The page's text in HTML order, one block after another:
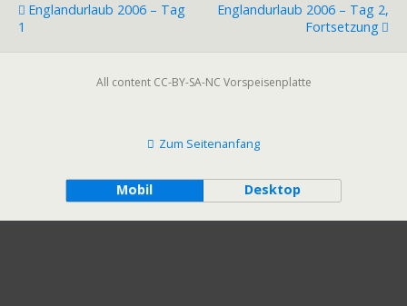
Englandurlaub 2006 – Tag
1
Englandurlaub 2006 – Tag 2,
Fortsetzung
All content CC-BY-SA-NC Vorspeisenplatte
Zum Seitenanfang
Mobil Desktop